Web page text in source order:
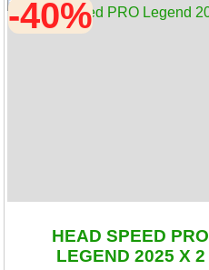
HEAD SPEED PRO
LEGEND 2025 X 2
-40%